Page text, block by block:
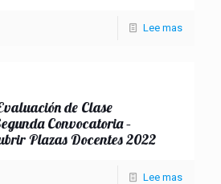
Lee mas
de Clase
Convocatoria –
Plazas Docentes 2022
Lee mas